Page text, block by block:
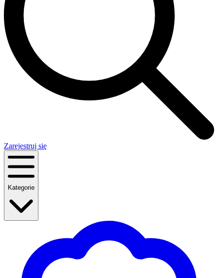
Zarejestruj się
Kategorie